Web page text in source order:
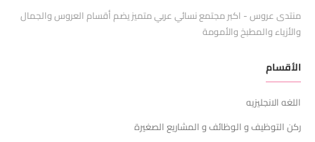
منتدى عروس - اكبر مجتمع نسائي عربي متميز يضم أقسام العروس والجمال
والأزياء والمطبخ والأمومة
الأقسام
اللغه الانجليزيه
ركن التوظيف و الوظائف و المشاريع الصغيرة